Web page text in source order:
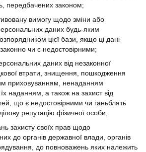
передбачених законом;
вимогу щодо зміни або
даних будь-яким
цієї бази, якщо ці дані
чи є недостовірними;
даних від незаконної
втрати, знищення, пошкодження
приховуванням, ненаданням
наданням, а також на захист від
що є недостовірними чи ганьблять
ділову репутацію фізичної особи;
захисту своїх прав щодо
до органів державної влади, органів
до повноважень яких належить